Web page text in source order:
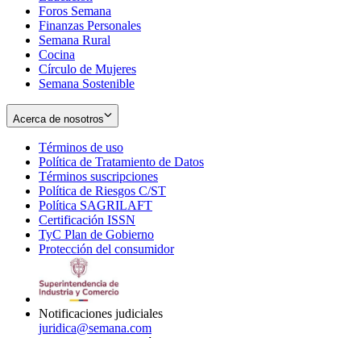
window
Foros Semana
Finanzas Personales
Semana Rural
Cocina
Círculo de Mujeres
Semana Sostenible
Acerca de nosotros
Términos de uso
in
new
window
Política de Tratamiento de Datos
Términos suscripciones
in
Política de Riesgos C/ST
Política SAGRILAFT
new
window
Certificación ISSN
in
new
TyC Plan de Gobierno
in
Protección del consumidorOpens
Notificaciones judiciales
juridica@semana.com